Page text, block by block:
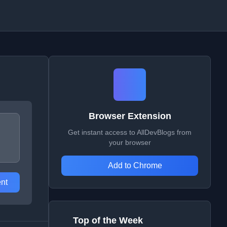
Browser Extension
Get instant access to AllDevBlogs from
your browser
Add to Chrome
Top of the Week